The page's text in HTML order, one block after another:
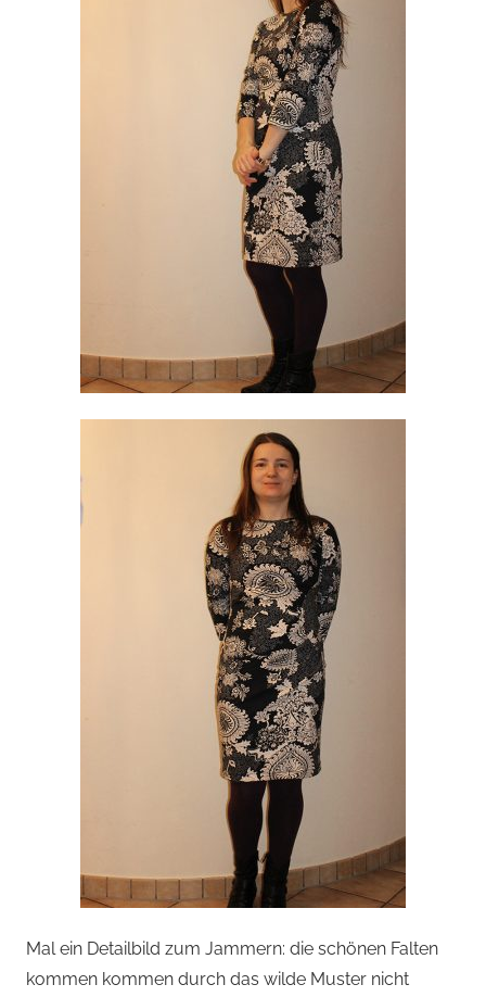
Mal ein Detailbild zum Jammern: die schönen Falten
kommen kommen durch das wilde Muster nicht